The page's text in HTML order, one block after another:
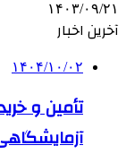
۱۴۰۳/۰۹/۲۱
آخرین اخبار
۱۴۰۴/۱۰/۰۲
تأمین و